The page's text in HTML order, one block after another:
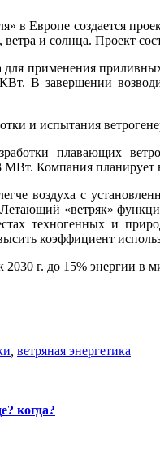
в Европе создается
и солнца. Проект
применения
В завершении
и испытания
плавающих
Компания планирует
воздуха с
«ветряк»
техногенных и
коэффициент
г. до 15% энергии в
ветряная энергетика
когда?